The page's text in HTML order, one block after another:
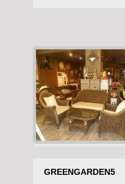
GREENGARDEN5